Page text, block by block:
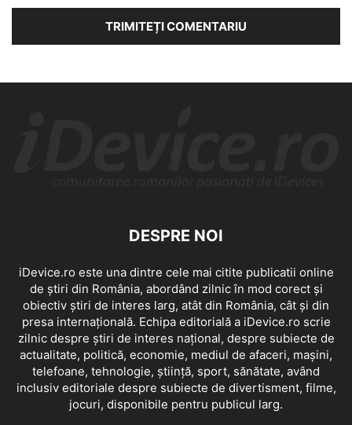
DESPRE NOI
iDevice.ro este una dintre cele mai citite publicatii online
de știri din România, abordând zilnic în mod corect și
obiectiv știri de interes larg, atât din România, cât și din
presa internațională. Echipa editorială a iDevice.ro scrie
zilnic despre știri de interes național, despre subiecte de
actualitate, politică, economie, mediul de afaceri, mașini,
telefoane, tehnologie, știință, sport, sănătate, având
inclusiv editoriale despre subiecte de divertisment, filme,
jocuri, disponibile pentru publicul larg.